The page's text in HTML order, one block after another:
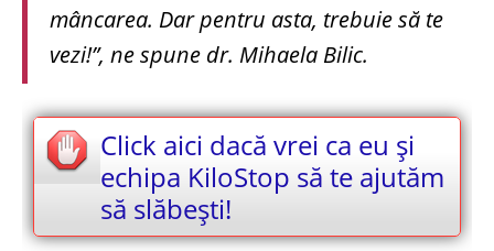
mâncarea. Dar pentru asta, trebuie să te
vezi!”, ne spune dr. Mihaela Bilic.
Click aici dacă vrei ca eu și
echipa KiloStop să te ajutăm
să slăbești!